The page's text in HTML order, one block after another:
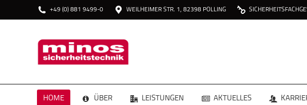
+49 (0) 881 9499-0 WEILHEIMER STR. 1, 82398 POLLING
HOME ÜBER LEISTUNGEN AKTUELLES
HOME ÜBER